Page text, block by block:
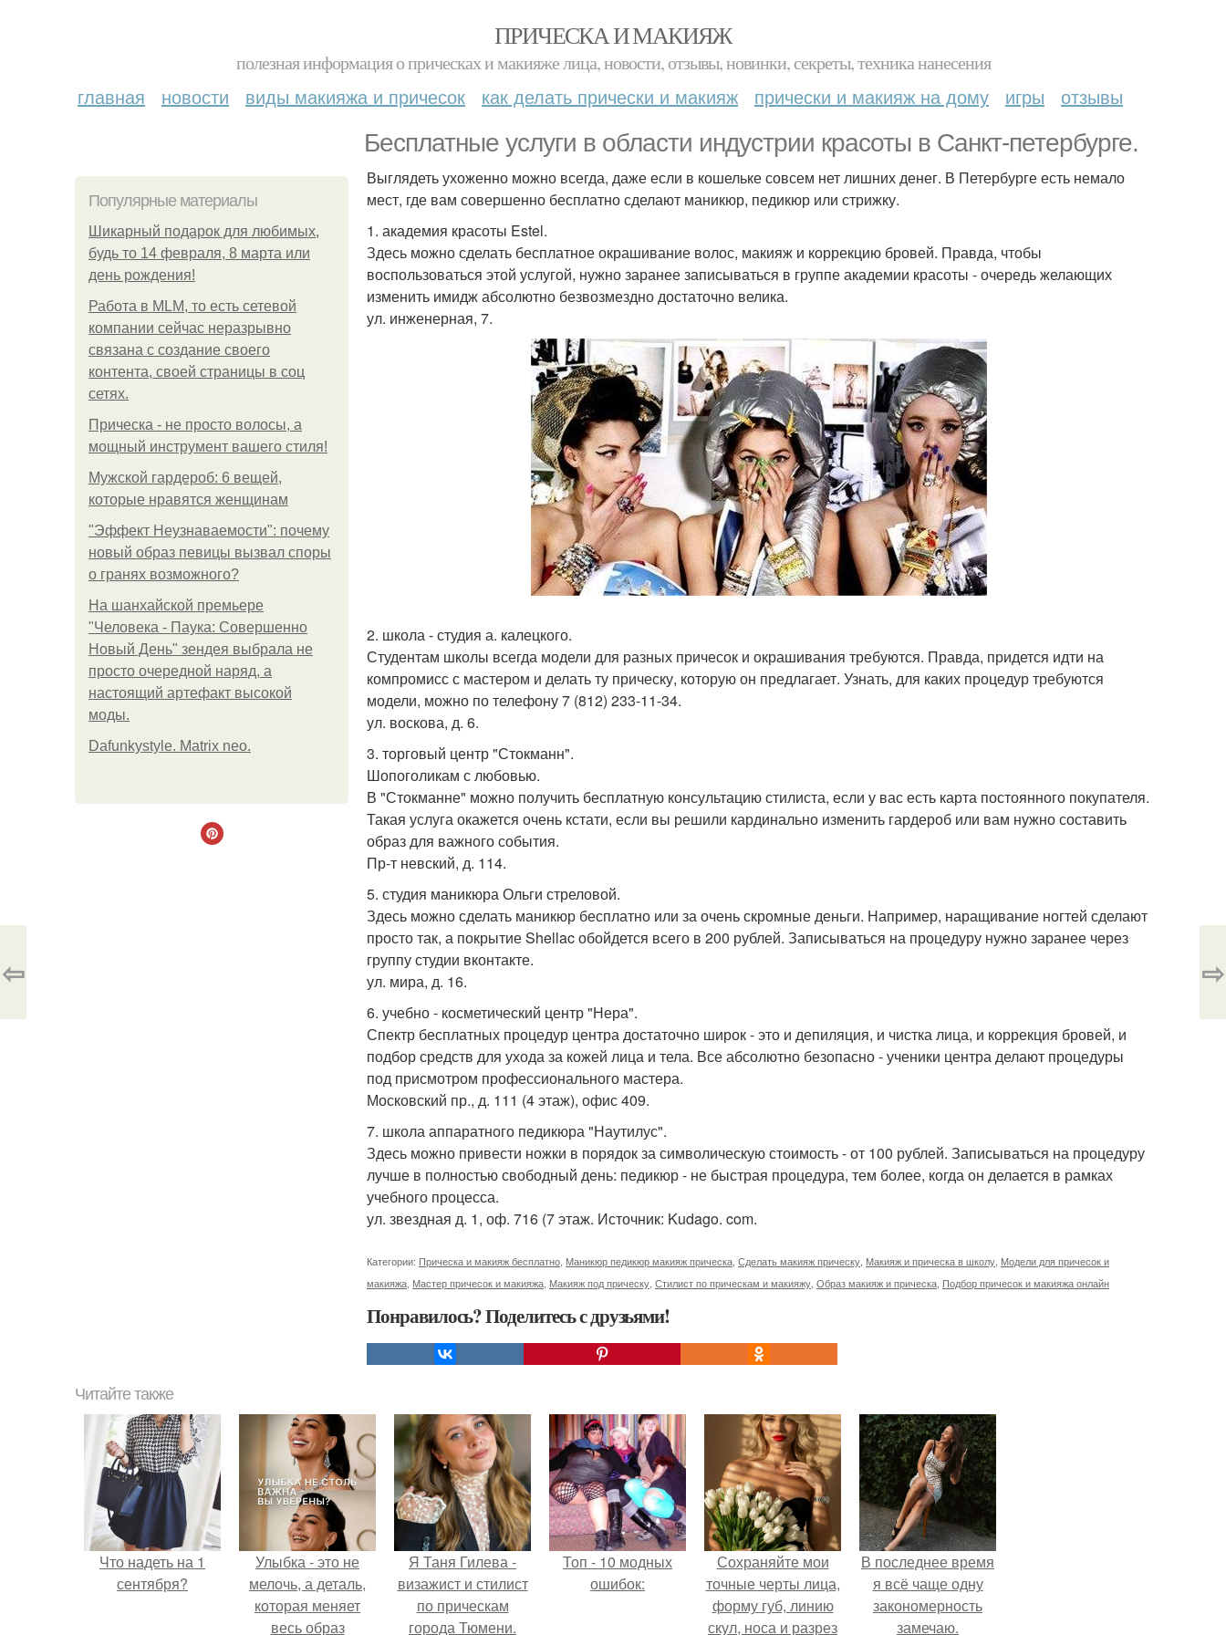
ПРИЧЕСКА И МАКИЯЖ
полезная информация о прическах и макияже лица, новости, отзывы, новинки, секреты, техника нанесения
главная новости виды макияжа и причесок как делать прически и макияж прически и макияж на дому игры отзывы
Бесплатные услуги в области индустрии красоты в Санкт-петербурге.
Популярные материалы
Шикарный подарок для любимых,
будь то 14 февраля, 8 марта или
день рождения!
Работа в MLM, то есть сетевой
компании сейчас неразрывно
связана с создание своего
контента, своей страницы в соц
сетях.
Прическа - не просто волосы, а
мощный инструмент вашего стиля!
Мужской гардероб: 6 вещей,
которые нравятся женщинам
"Эффект Неузнаваемости": почему
новый образ певицы вызвал споры
о гранях возможного?
На шанхайской премьере
"Человека - Паука: Совершенно
Новый День" зендея выбрала не
просто очередной наряд, а
настоящий артефакт высокой
моды.
Dafunkystyle. Matrix neo.
Выглядеть ухоженно можно всегда, даже если в кошельке совсем нет лишних денег. В Петербурге есть немало
мест, где вам совершенно бесплатно сделают маникюр, педикюр или стрижку.
1. академия красоты Estel.
Здесь можно сделать бесплатное окрашивание волос, макияж и коррекцию бровей. Правда, чтобы
воспользоваться этой услугой, нужно заранее записываться в группе академии красоты - очередь желающих
изменить имидж абсолютно безвозмездно достаточно велика.
ул. инженерная, 7.
2. школа - студия а. калецкого.
Студентам школы всегда модели для разных причесок и окрашивания требуются. Правда, придется идти на
компромисс с мастером и делать ту прическу, которую он предлагает. Узнать, для каких процедур требуются
модели, можно по телефону 7 (812) 233-11-34.
ул. воскова, д. 6.
3. торговый центр "Стокманн".
Шопоголикам с любовью.
В "Стокманне" можно получить бесплатную консультацию стилиста, если у вас есть карта постоянного покупателя.
Такая услуга окажется очень кстати, если вы решили кардинально изменить гардероб или вам нужно составить
образ для важного события.
Пр-т невский, д. 114.
5. студия маникюра Ольги стреловой.
Здесь можно сделать маникюр бесплатно или за очень скромные деньги. Например, наращивание ногтей сделают
просто так, а покрытие Shellac обойдется всего в 200 рублей. Записываться на процедуру нужно заранее через
группу студии вконтакте.
ул. мира, д. 16.
6. учебно - косметический центр "Нера".
Спектр бесплатных процедур центра достаточно широк - это и депиляция, и чистка лица, и коррекция бровей, и
подбор средств для ухода за кожей лица и тела. Все абсолютно безопасно - ученики центра делают процедуры
под присмотром профессионального мастера.
Московский пр., д. 111 (4 этаж), офис 409.
7. школа аппаратного педикюра "Наутилус".
Здесь можно привести ножки в порядок за символическую стоимость - от 100 рублей. Записываться на процедуру
лучше в полностью свободный день: педикюр - не быстрая процедура, тем более, когда он делается в рамках
учебного процесса.
ул. звездная д. 1, оф. 716 (7 этаж. Источник: Kudago. com.
Категории: Прическа и макияж бесплатно Маникюр педикюр макияж прическа Сделать макияж прическу Макияж и прическа в школу Модели для причесок и
макияжа Мастер причесок и макияжа Макияж под прическу Стилист по прическам и макияжу Образ макияж и прическа Подбор причесок и макияжа онлайн
Понравилось? Поделитесь с друзьями!
⇦ ⇨
Читайте также
Что надеть на 1
сентября?
Улыбка - это не
мелочь, а деталь,
которая меняет
весь образ
Я Таня Гилева -
визажист и стилист
по прическам
города Тюмени.
Топ - 10 модных
ошибок:
Сохраняйте мои
точные черты лица,
форму губ, линию
скул, носа и разрез
В последнее время
я всё чаще одну
закономерность
замечаю.